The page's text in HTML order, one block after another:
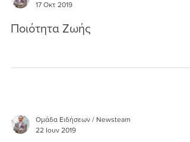
17 Οκτ 2019
Ποιότητα Ζωής
Ομάδα Ειδήσεων / Newsteam
22 Ιουν 2019